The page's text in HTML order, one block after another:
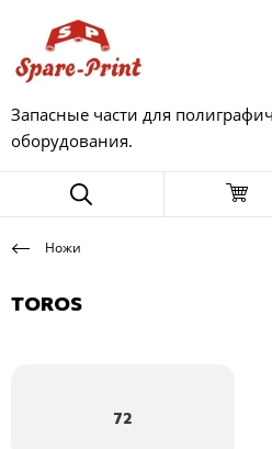
Запасные части для
оборудования.
Ножи
TOROS
72